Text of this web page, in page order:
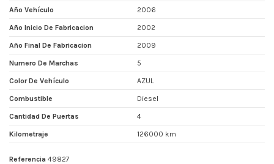
Año Vehículo 2006
Año Inicio De Fabricacion 2002
Año Final De Fabricacion 2009
Numero De Marchas 5
Color De Vehículo AZUL
Combustible Diesel
Cantidad De Puertas 4
Kilometraje 126000 km
Referencia 49827